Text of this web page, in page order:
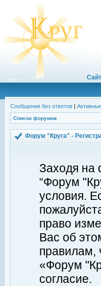
Сообщения без ответов |
Список форумов
Форум "Круга" -
Заходя на
“Форум
условия.
право
Вас об
правилам,
«Форум
согласие.